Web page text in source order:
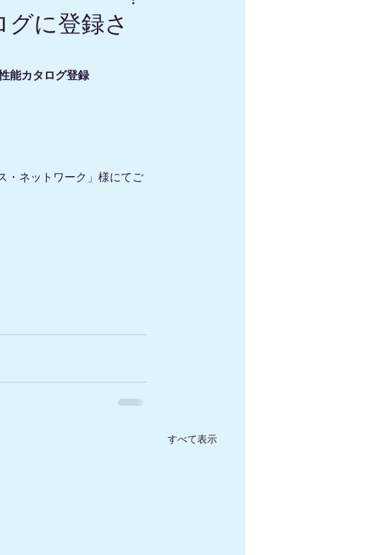
に登録さ
能カタログ登録
・ネットワーク」様にてご
すべて表示